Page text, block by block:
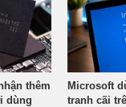
thêm
dùng
Microsoft
tranh cãi